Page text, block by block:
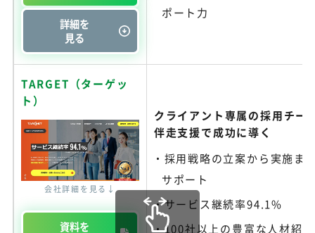
詳細を
見る
ポート力
TARGET（ターゲッ
ト）
会社詳細を見る↓
資料を
クライアント専属の採用チー
伴走支援で成功に導く
採用戦略の立案から実施ま
サポート
サービス継続率94.1%
100社以上の豊富な人材紹